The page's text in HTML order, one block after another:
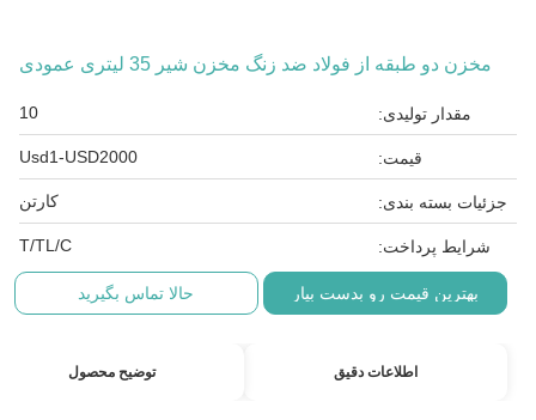
مخزن دو طبقه از فولاد ضد زنگ مخزن شیر 35 لیتری عمودی
مقدار تولیدی: 10
قیمت: Usd1-USD2000
جزئیات بسته بندی: کارتن
شرایط پرداخت: T/TL/C
بهترین قیمت رو بدست بیار حالا تماس بگیرید
اطلاعات دقیق توضیح محصول